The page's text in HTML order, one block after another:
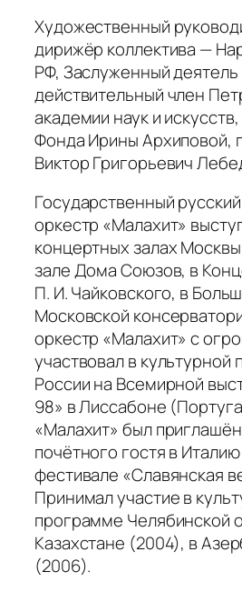
Художественный
дирижёр коллектива —
РФ, Заслуженный деятель
действительный член
академии наук и
Фонда Ирины Архиповой,
Виктор Григорьевич
Государственный
оркестр «Малахит»
концертных залах
зале Дома Союзов, в
П. И. Чайковского, в
Московской
оркестр «Малахит» с
участвовал в культурной
России на Всемирной
98» в Лиссабоне
«Малахит» был
почётного гостя в
фестивале «Славянская
Принимал участие в
программе Челябинской
Казахстане (2004), в
(2006).